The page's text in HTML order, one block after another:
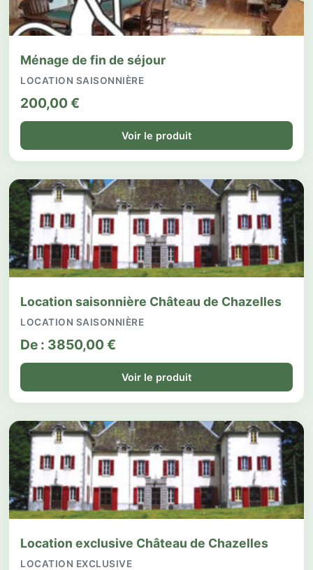
Ménage de fin de séjour
LOCATION SAISONNIÈRE
200,00€
Voir le produit
Location saisonnière Château de Chazelles
LOCATION SAISONNIÈRE
De : 3850,00€
Voir le produit
Location exclusive Château de Chazelles
LOCATION EXCLUSIVE